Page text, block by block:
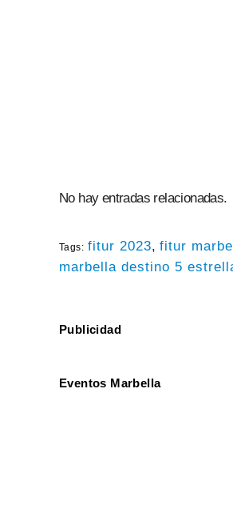
No hay entradas relacionadas.
Tags: fitur 2023, fitur
marbella destino 5
Publicidad
Eventos Marbella